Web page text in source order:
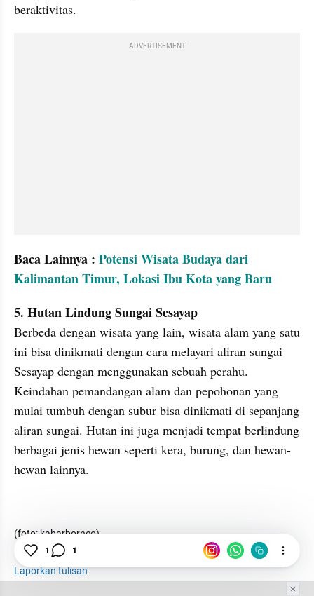
beraktivitas.
ADVERTISEMENT
Baca Lainnya : Potensi Wisata Budaya dari
Kalimantan Timur, Lokasi Ibu Kota yang Baru
5. Hutan Lindung Sungai Sesayap
Berbeda dengan wisata yang lain, wisata alam yang satu
ini bisa dinikmati dengan cara melayari aliran sungai
Sesayap dengan menggunakan sebuah perahu.
Keindahan pemandangan alam dan pepohonan yang
mulai tumbuh dengan subur bisa dinikmati di sepanjang
aliran sungai. Hutan ini juga menjadi tempat berlindung
berbagai jenis hewan seperti kera, burung, dan hewan-
hewan lainnya.
(foto: kabarborneo)
Laporkan tulisan
1 1